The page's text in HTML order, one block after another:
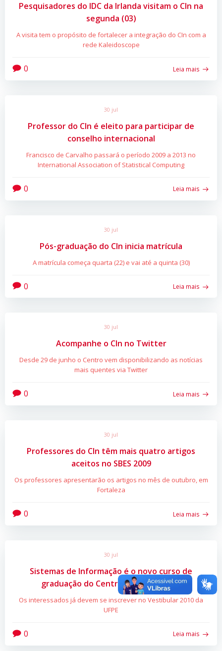
Pesquisadores do IDC da Irlanda visitam o CIn na
segunda (03)
A visita tem o propósito de fortalecer a integração do CIn com a
rede Kaleidoscope
0 Leia mais
30 jul
Professor do CIn é eleito para participar de
conselho internacional
Francisco de Carvalho passará o período 2009 a 2013 no
International Association of Statistical Computing
0 Leia mais
30 jul
Pós-graduação do CIn inicia matrícula
A matrícula começa quarta (22) e vai até a quinta (30)
0 Leia mais
30 jul
Acompanhe o CIn no Twitter
Desde 29 de junho o Centro vem disponibilizando as notícias
mais quentes via Twitter
0 Leia mais
30 jul
Professores do CIn têm mais quatro artigos
aceitos no SBES 2009
Os professores apresentarão os artigos no mês de outubro, em
Fortaleza
0 Leia mais
30 jul
Sistemas de Informação é o novo curso de
graduação do Centro de Informática
Os interessados já devem se inscrever no Vestibular 2010 da
UFPE
0 Leia mais